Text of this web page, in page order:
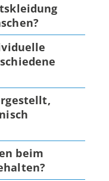
beim